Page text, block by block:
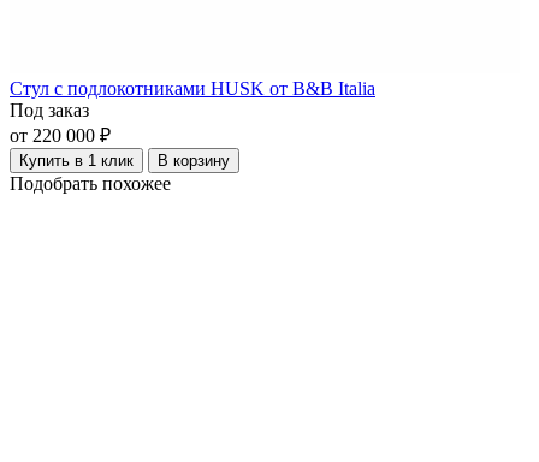
Стул с подлокотниками HUSK от B&B Italia
Под заказ
от 220 000 ₽
Купить в 1 клик В корзину
Подобрать похожее